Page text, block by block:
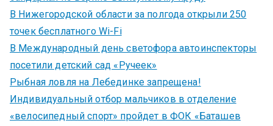
В Нижегородской области за полгода открыли 250
точек бесплатного Wi-Fi
В Международный день светофора автоинспекторы
посетили детский сад «Ручеек»
Рыбная ловля на Лебединке запрещена!
Индивидуальный отбор мальчиков в отделение
«велосипедный спорт» пройдет в ФОК «Баташев